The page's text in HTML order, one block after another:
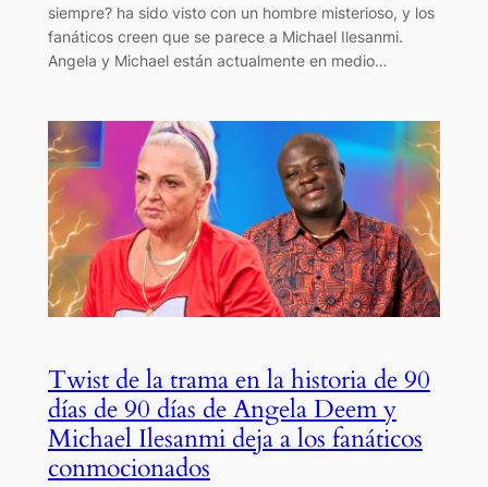
siempre? ha sido visto con un hombre misterioso, y los
fanáticos creen que se parece a Michael Ilesanmi.
Angela y Michael están actualmente en medio…
Twist de la trama en la historia de 90
días de 90 días de Angela Deem y
Michael Ilesanmi deja a los fanáticos
conmocionados